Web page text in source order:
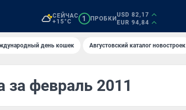
СЕЙЧАС
+15°C
1 ПРОБКИ
USD 82,17
EUR 94,84
день кошек Августовский каталог новостроек
за февраль 2011